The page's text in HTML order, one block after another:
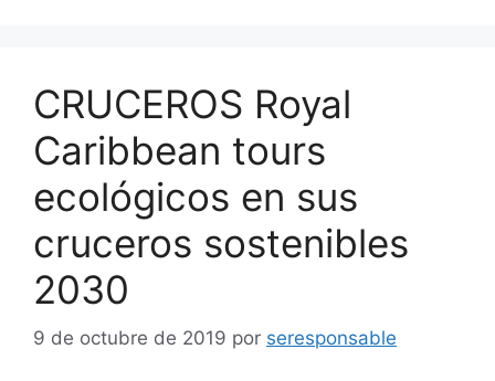
CRUCEROS Royal
Caribbean tours
ecológicos en sus
cruceros sostenibles
2030
9 de octubre de 2019 por seresponsable